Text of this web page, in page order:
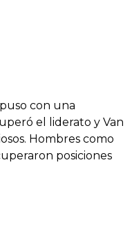
con una
el liderato y Van
Hombres como
posiciones